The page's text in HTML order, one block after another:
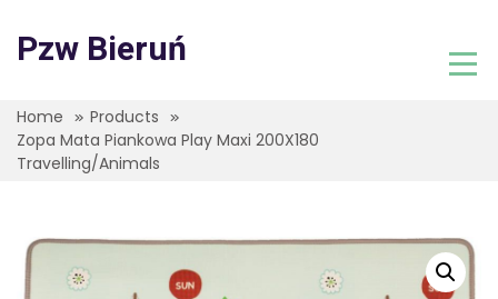
content
Pzw Bieruń
Home
Products
Zopa Mata Piankowa Play Maxi 200X180
Travelling/Animals